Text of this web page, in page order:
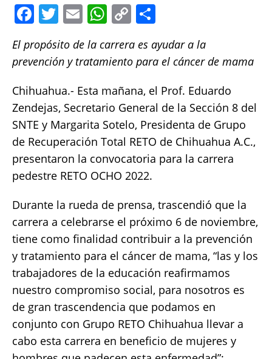
F
c
e
b
o
o
k
T
w
it
te
r
E
m
ai
l
W
at
s
A
p
p
C
p
y
Li
n
k
a
re
El propósito de la carrera es ayudar a la
prevención y tratamiento para el cáncer de mama
Chihuahua.- Esta mañana, el Prof. Eduardo
Zendejas, Secretario General de la Sección 8 del
SNTE y Margarita Sotelo, Presidenta de Grupo
de Recuperación Total RETO de Chihuahua A.C.,
presentaron la convocatoria para la carrera
pedestre RETO OCHO 2022.
Durante la rueda de prensa, trascendió que la
carrera a celebrarse el próximo 6 de noviembre,
tiene como finalidad contribuir a la prevención
y tratamiento para el cáncer de mama, “las y los
trabajadores de la educación reafirmamos
nuestro compromiso social, para nosotros es
de gran trascendencia que podamos en
conjunto con Grupo RETO Chihuahua llevar a
cabo esta carrera en beneficio de mujeres y